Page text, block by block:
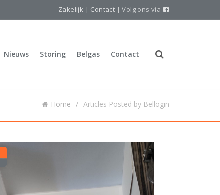
Zakelijk | Contact | Volg ons via
Nieuws Storing Belgas Contact
Home Articles Posted by Bellogin